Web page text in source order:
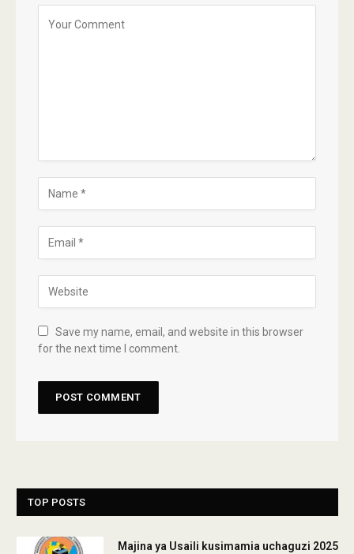
Save my name, email, and website in this browser
for the next time I comment.
TOP POSTS
Majina ya Usaili kusimamia uchaguzi 2025